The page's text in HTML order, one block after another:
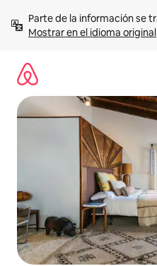
contenidoMostrar en el idioma original